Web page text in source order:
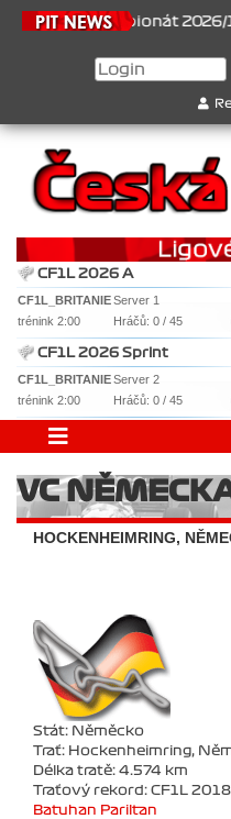
Šampionát 2026/1 je za
CF1L 2026 A
CF1L_BRITANIEServer 1
trénink 2:00
Hráčů: 0 / 45
CF1L 2026 Sprint
CF1L_BRITANIEServer 2
trénink 2:00
Hráčů: 0 / 45
VC
HOCKENHEIMRING,
Stát: Něměcko
Trať: Hockenheimring,
Délka tratě: 4.574 km
Traťový rekord: CF1L
Batuhan Pariltan